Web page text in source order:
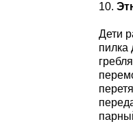
10.
Дети
пилка